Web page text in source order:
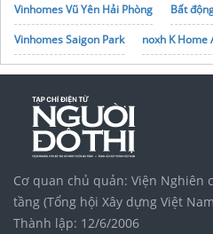
Vinhomes Vũ Yên Hải Phòng
Bất
Vinhomes Saigon Park
noxh K Home
Tập đoàn Bcons Group
Cơ quan chủ quản: Viện Nghiên
tầng (Tổng hội Xây dựng Việt
Thành lập: 12/6/2006